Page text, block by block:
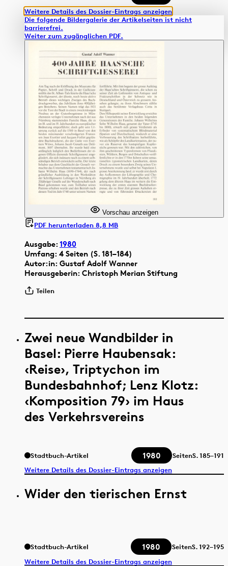
Weitere Details des Dossier-Eintrags anzeigen
Ausgabe:1980
Umfang: 4 Seiten (S. 181–184)
Autor:in: Gustaf Adolf Wanner
Herausgeberin: Christoph Merian Stiftung
Teilen
Die folgende Bildergalerie der Artikelseiten ist nicht
barrierefrei.
Weiter zum zugänglichen PDF.
Vorschau anzeigen
PDF herunterladen 8,8 MB
Zwei neue Wandbilder in
Basel: Pierre Haubensak:
‹Reise›, Triptychon im
Bundesbahnhof; Lenz Klotz:
‹Komposition 79› im Haus
des Verkehrsvereins
Stadtbuch-Artikel 1980 SeitenS.185–191
Weitere Details des Dossier-Eintrags anzeigen
Wider den tierischen Ernst
Stadtbuch-Artikel 1980 SeitenS.192–195
Weitere Details des Dossier-Eintrags anzeigen